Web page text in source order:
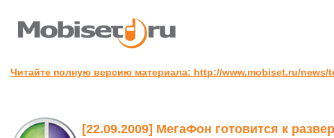
Читайте полную версию материала: http://www.mobiset.ru/news/
[22.09.2009] МегаФон готовится к